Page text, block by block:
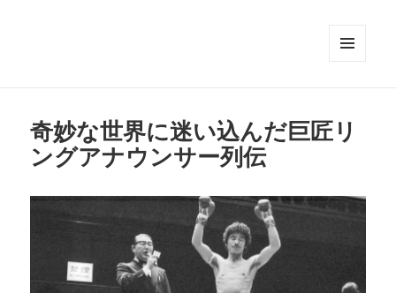
奇妙な世界に迷い込んだ巨匠リ
ングアナウンサー列伝